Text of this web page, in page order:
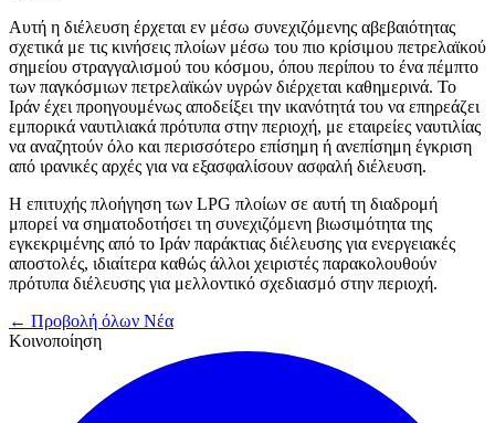
Αυτή η διέλευση έρχεται εν μέσω συνεχιζόμενης αβεβαιότητας
σχετικά με τις κινήσεις πλοίων μέσω του πιο κρίσιμου πετρελαϊκού
σημείου στραγγαλισμού του κόσμου, όπου περίπου το ένα πέμπτο
των παγκόσμιων πετρελαϊκών υγρών διέρχεται καθημερινά. Το
Ιράν έχει προηγουμένως αποδείξει την ικανότητά του να επηρεάζει
εμπορικά ναυτιλιακά πρότυπα στην περιοχή, με εταιρείες ναυτιλίας
να αναζητούν όλο και περισσότερο επίσημη ή ανεπίσημη έγκριση
από ιρανικές αρχές για να εξασφαλίσουν ασφαλή διέλευση.
Η επιτυχής πλοήγηση των LPG πλοίων σε αυτή τη διαδρομή
μπορεί να σηματοδοτήσει τη συνεχιζόμενη βιωσιμότητα της
εγκεκριμένης από το Ιράν παράκτιας διέλευσης για ενεργειακές
αποστολές, ιδιαίτερα καθώς άλλοι χειριστές παρακολουθούν
πρότυπα διέλευσης για μελλοντικό σχεδιασμό στην περιοχή.
← Προβολή όλων Νέα
Κοινοποίηση